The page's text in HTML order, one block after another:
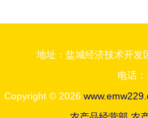
地址：盐城经济技术开发
电话
Copyright © 2026